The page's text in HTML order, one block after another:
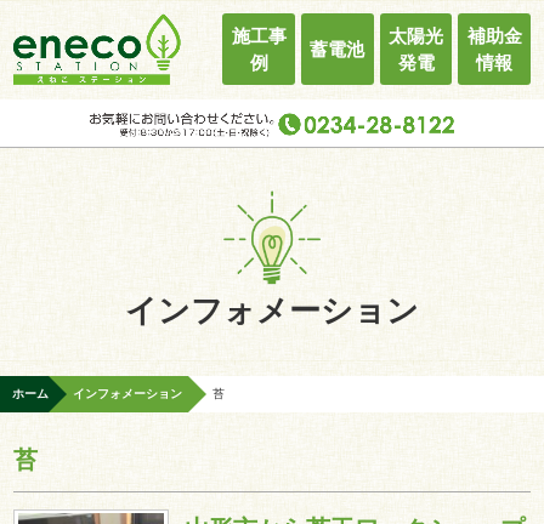
施工事
例
蓄電池
太陽光
発電
補助金
情報
インフォメーション
ホーム インフォメーション 苔
苔